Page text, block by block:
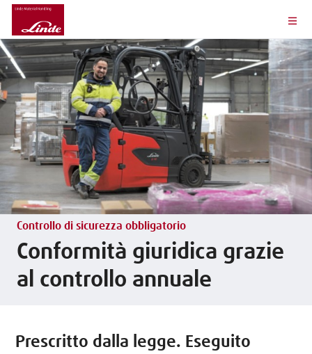
Controllo di sicurezza obbligatorio
Conformità giuridica grazie
al controllo annuale
Prescritto dalla legge. Eseguito